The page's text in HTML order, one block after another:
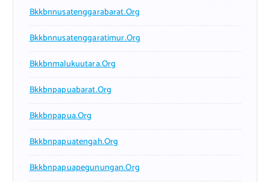
Bkkbnnusatenggarabarat.org
Bkkbnnusatenggaratimur.org
Bkkbnmalukuutara.org
Bkkbnpapuabarat.org
Bkkbnpapua.org
Bkkbnpapuatengah.org
Bkkbnpapuapegunungan.org